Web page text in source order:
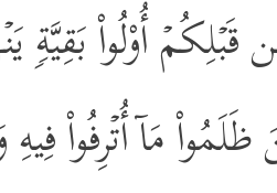
قَبۡلِكُمۡ أُوْلُواْ
ظَلَمُواْ مَاۤ أُتۡرِفُواْ